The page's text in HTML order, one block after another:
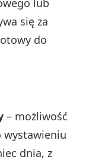
lub
się za
do
– możliwość
wystawieniu
dnia, z